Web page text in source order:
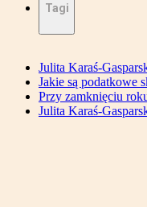
Tagi
Julita Karaś-
Jakie są podatkowe
Przy zamknięciu
Julita Karaś-